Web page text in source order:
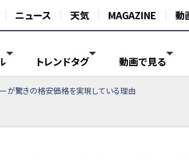
ニュース 天気 MAGAZINE 動
トレンドタグ 動画で見る
が驚きの格安価格を実現している理由